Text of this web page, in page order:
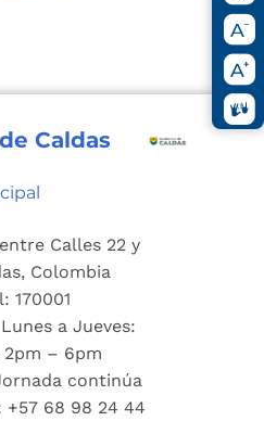
Caldas
Calles 22 y
Colombia
170001
a Jueves:
2pm – 6pm
continúa
68 98 24 44